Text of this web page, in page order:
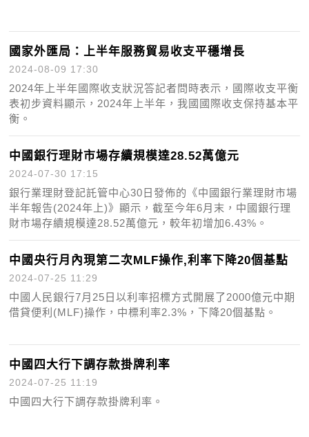
國家外匯局：上半年服務貿易收支平穩增長
2024-08-09 17:30
2024年上半年國際收支狀況答記者問時表示，國際收支平衡
表初步資料顯示，2024年上半年，我國國際收支保持基本平
衡。
中國銀行理財市場存續規模達28.52萬億元
2024-07-30 17:15
銀行業理財登記託管中心30日發佈的《中國銀行業理財市場
半年報告(2024年上)》顯示，截至今年6月末，中國銀行理
財市場存續規模達28.52萬億元，較年初增加6.43%。
中國央行月內現第二次MLF操作,利率下降20個基點
2024-07-25 11:29
中國人民銀行7月25日以利率招標方式開展了2000億元中期
借貸便利(MLF)操作，中標利率2.3%，下降20個基點。
中國四大行下調存款掛牌利率
2024-07-25 11:19
中國四大行下調存款掛牌利率。